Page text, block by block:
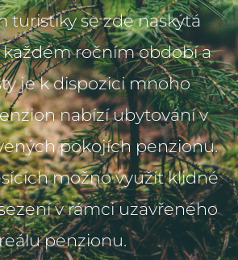
turistiky se zde naskýtá
každém ročním období a
je k dispozici mnoho
nabízí ubytování v
pokojích penzionu.
možno využít klidné
v rámci uzavřeného
penzionu.